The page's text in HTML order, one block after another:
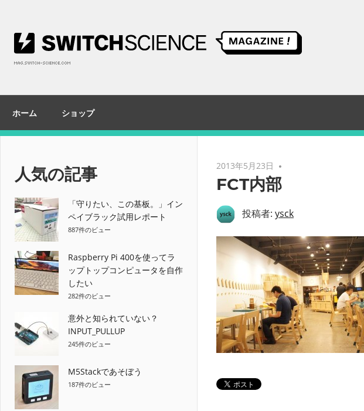
ッ
ッ
チ
エ
ン
ス
マ
ホーム ショップ
2013年5月23日
FCT内部
投稿者: ysck
人気の記事
「守りたい、この基板。」イン
ペイブラック試用レポート
887件のビュー
Raspberry Pi 400を使ってラ
ップトップコンピュータを自作
したい
282件のビュー
意外と知られていない？
INPUT_PULLUP
245件のビュー
M5Stackであそぼう
187件のビュー